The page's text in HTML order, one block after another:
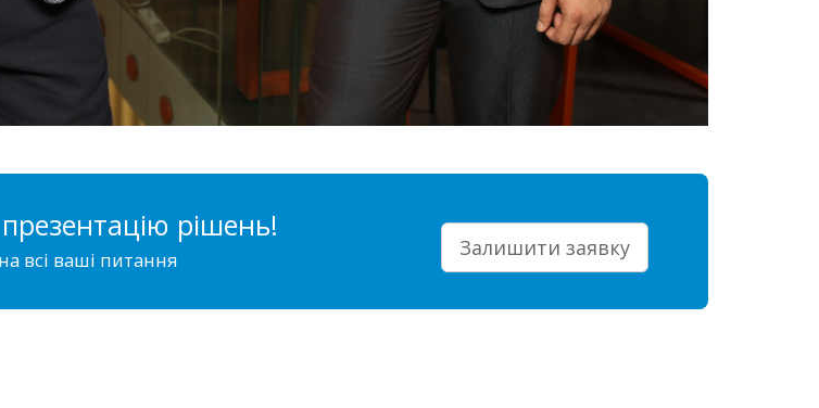
рішень!
всі ваші питання Залишити заявку